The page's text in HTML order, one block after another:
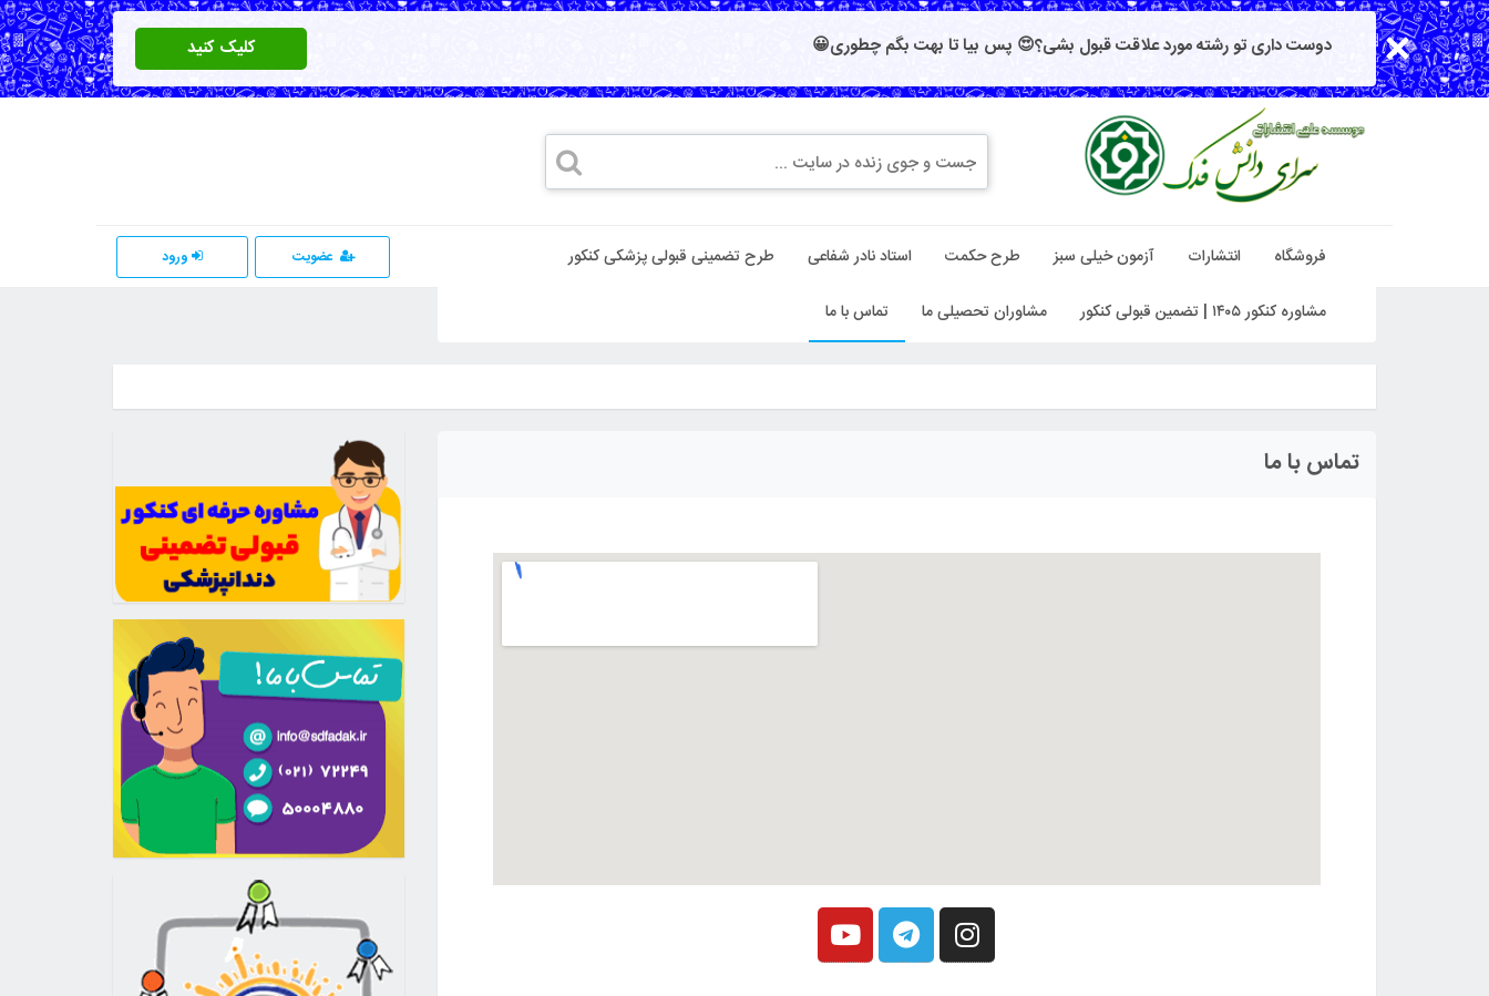
دوست داری تو رشته مورد علاقت قبول بشی؟😍 پس بیا تا بهت بگم چطوری😀 کلیک کنید
فروشگاه انتشارات آزمون خیلی سبز طرح حکمت استاد نادر شفاعی طرح تضمینی قبولی پزشکی کنکور
مشاوره کنکور ۱۴۰۵ | تضمین قبولی کنکور مشاوران تحصیلی ما تماس با ما
عضویت ورود
تماس با ما